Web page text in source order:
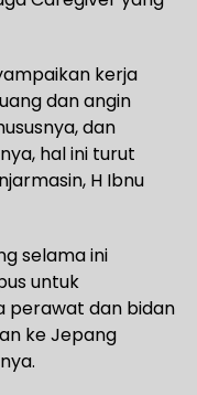
kerja
dan angin
dan
hal ini turut
H Ibnu
selama ini
untuk
perawat dan bidan
ke Jepang